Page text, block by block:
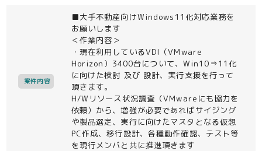
案件内容
■大手不動産向けWindows11化対応業務を
お願いします
＜作業内容＞
・現在利用しているVDI（VMware
Horizon）3400台について、Win10⇒11化
に向けた検討 及び 設計、実行支援を行って
頂きます。
H/Wリソース状況調査（VMwareにも協力を
依頼）から、増強が必要であればサイジング
や製品選定、実行に向けたマスタとなる仮想
PC作成、移行設計、各種動作確認、テスト等
を現行メンバと共に推進頂きます